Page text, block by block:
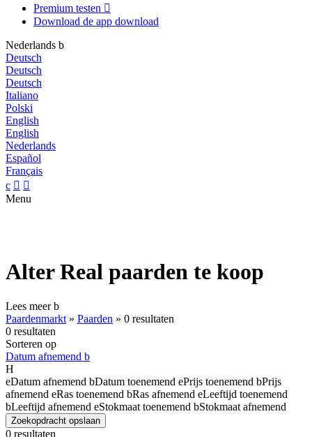
Premium testen 
Download de app download
Nederlands b
Deutsch
Deutsch
Deutsch
Italiano
Polski
English
English
Nederlands
Español
Français
c  
Menu
Alter Real paarden te koop
Lees meerb
Paardenmarkt » Paarden » 0 resultaten
0 resultaten
Sorteren op
Datum afnemend b
H
eDatum afnemend bDatum toenemend ePrijs toenemend bPrijs
afnemend eRas toenemend bRas afnemend eLeeftijd toenemend
bLeeftijd afnemend eStokmaat toenemend bStokmaat afnemend
Zoekopdracht opslaan
0 resultaten